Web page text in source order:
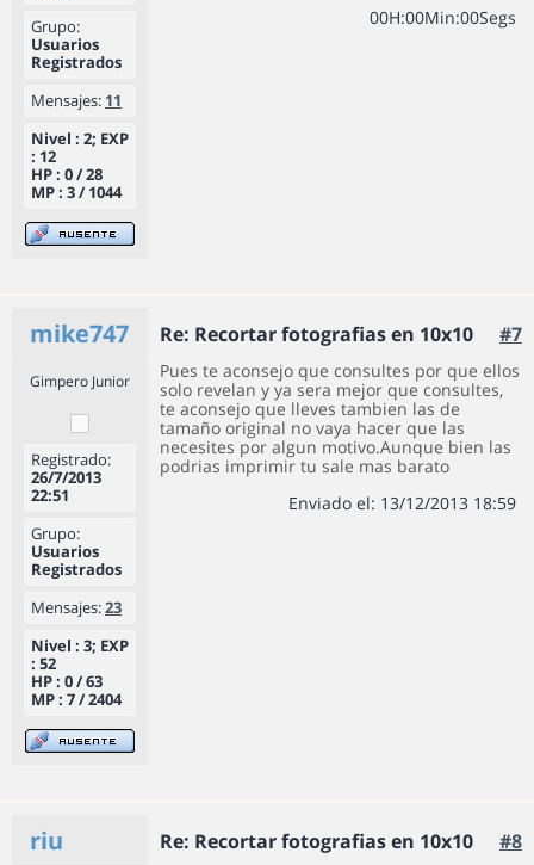
Grupo:
Usuarios
Registrados
Mensajes: 11
Nivel : 2; EXP
: 12
HP : 0 / 28
MP : 3 / 1044
00H:00Min:00Segs
mike747 Re: Recortar fotografias en 10x10 #7
Gimpero Junior
Registrado:
26/7/2013
22:51
Grupo:
Usuarios
Registrados
Mensajes:23
Nivel : 3; EXP
: 52
HP : 0 / 63
MP : 7 / 2404
Pues te aconsejo que consultes por que ellos
solo revelan y ya sera mejor que consultes,
te aconsejo que lleves tambien las de
tamaño original no vaya hacer que las
necesites por algun motivo.Aunque bien las
podrias imprimir tu sale mas barato
Enviado el: 13/12/2013 18:59
riu Re: Recortar fotografias en 10x10 #8